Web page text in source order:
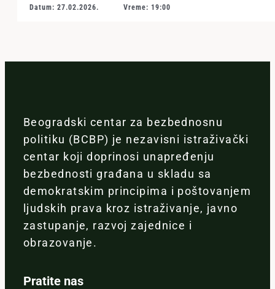
Datum: 27.02.2026. Vreme: 19:00
Beogradski centar za bezbednosnu
politiku (BCBP) je nezavisni istraživački
centar koji doprinosi unapređenju
bezbednosti građana u skladu sa
demokratskim principima i poštovanjem
ljudskih prava kroz istraživanje, javno
zastupanje, razvoj zajednice i
obrazovanje.
Pratite nas